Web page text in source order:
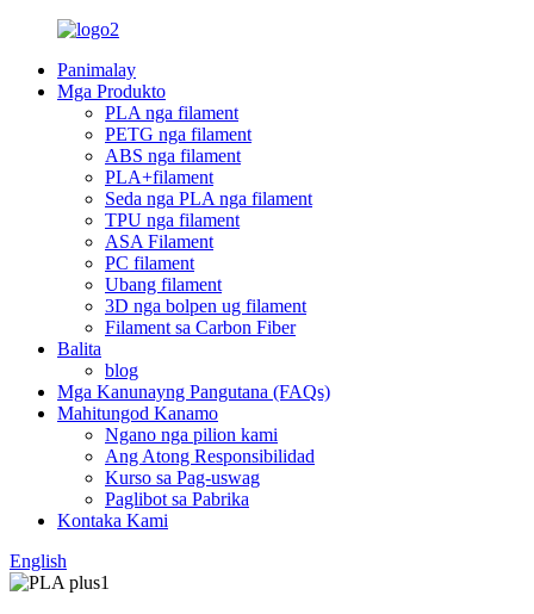
Panimalay
Mga Produkto
PLA nga filament
PETG nga filament
ABS nga filament
PLA+filament
Seda nga PLA nga filament
TPU nga filament
ASA Filament
PC filament
Ubang filament
3D nga bolpen ug filament
Filament sa Carbon Fiber
Balita
blog
Mga Kanunayng Pangutana (FAQs)
Mahitungod Kanamo
Ngano nga pilion kami
Ang Atong Responsibilidad
Kurso sa Pag-uswag
Paglibot sa Pabrika
Kontaka Kami
English